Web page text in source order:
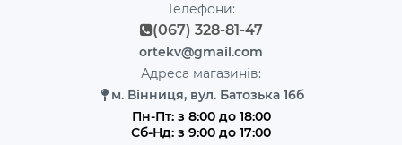
Телефони:
(067) 328-81-47
ortekv@gmail.com
Адреса магазинів:
м. Вінниця, вул. Батозька 16б
Пн-Пт: з 8:00 до 18:00
Сб-Нд: з 9:00 до 17:00